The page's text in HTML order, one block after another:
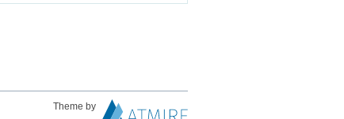
Theme by